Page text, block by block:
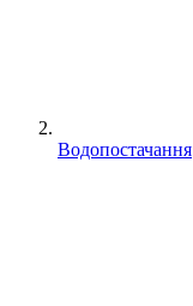
Водопостачання